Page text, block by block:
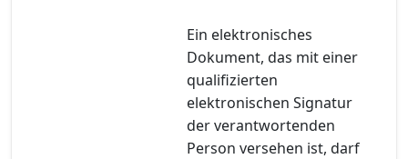
Ein elektronisches
Dokument, das mit einer
qualifizierten
elektronischen Signatur
der verantwortenden
Person versehen ist, darf